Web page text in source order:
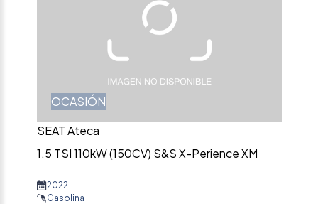
OCASIÓN
SEAT Ateca
1.5 TSI 110kW (150CV) S&S X-Perience XM
2022
Gasolina